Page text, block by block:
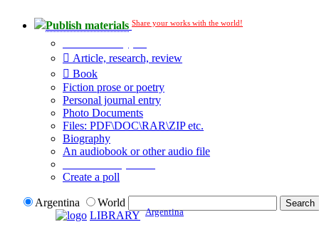
Publish materials Share your works with the world!
Article, research, review
Book
Fiction prose or poetry
Personal journal entry
Photo Documents
Files: PDF\DOC\RAR\ZIP etc.
Biography
An audiobook or other audio file
Create a poll
Argentina
World
LIBRARY Argentina